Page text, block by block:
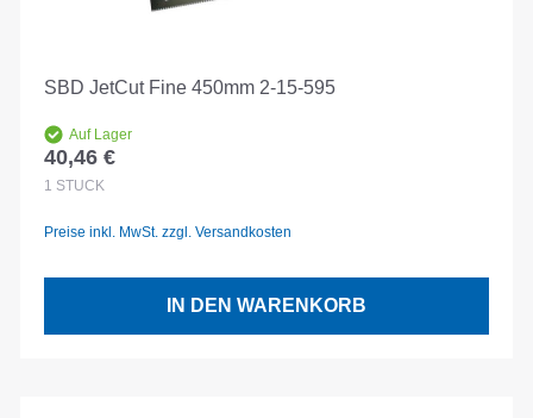
SBD JetCut Fine 450mm 2-15-595
Auf Lager
Regulärer Preis:
40,46 €
1 STÜCK
Preise inkl. MwSt. zzgl. Versandkosten
IN DEN WARENKORB